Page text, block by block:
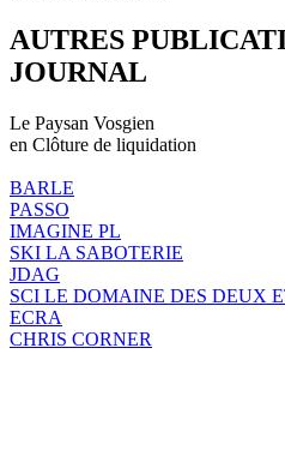
AUTRES
JOURNAL
Le Paysan Vosgien
en Clôture de liquidation
BARLE
PASSO
IMAGINE PL
SKI LA SABOTERIE
JDAG
SCI LE DOMAINE DES DEUX
ECRA
CHRIS CORNER